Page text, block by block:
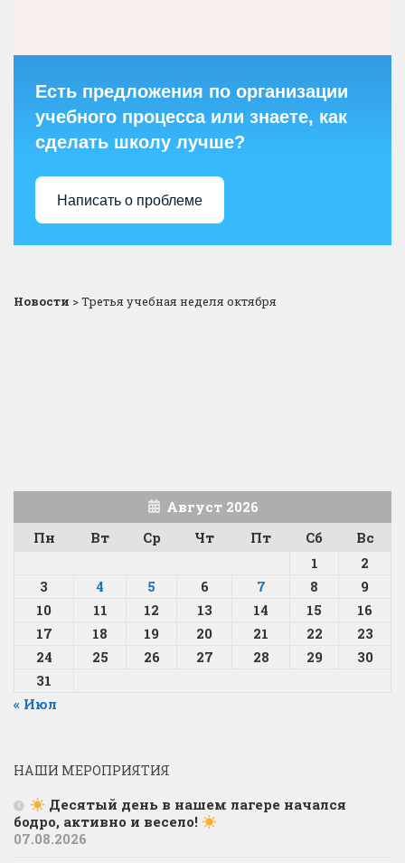
Есть предложения по организации
учебного процесса или знаете, как
сделать школу лучше?
Написать о проблеме
Новости >Третья учебная неделя октября
Август 2026
Пн
Вт Ср Чт Пт Сб
Вс
1
2
3
4 5 6 7 8
9
10
11 12 13 14 15
16
17
18 19 20 21 22
23
24
25 26 27 28 29
30
31
« Июл
НАШИ МЕРОПРИЯТИЯ
Десятый день в нашем лагере начался
бодро, активно и весело!
07.08.2026